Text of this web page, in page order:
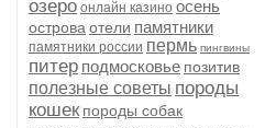
озеро онлайн казино осень
острова отели памятники
памятники россии пермь пингвины
питер подмосковье позитив
полезные советы породы
кошек породы собак